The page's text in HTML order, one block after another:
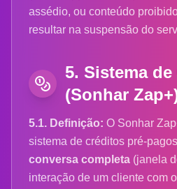
assédio, ou conteúdo
resultar na suspensão do
5. Sistema
(Sonhar
5.1. Definição: O Sonhar
sistema de créditos pré-
conversa completa (janela
interação de um cliente com